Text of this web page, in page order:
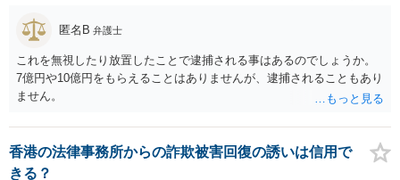
匿名B 弁護士
これを無視したり放置したことで逮捕される事はあるのでしょうか。
7億円や10億円をもらえることはありませんが、逮捕されることもあり
ません。
香港の法律事務所からの詐欺被害回復の誘いは信用で
きる？